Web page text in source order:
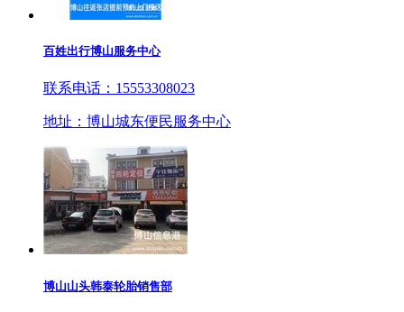
百姓出行博山服务中心
联系电话：15553308023
地址：博山城东便民服务中心
博山山头韩泰轮胎销售部